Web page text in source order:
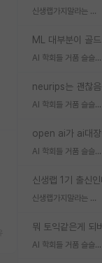
신생랩가지말라는 이유가 있었구나
AI 학회들 거품 슬슬 지적이 나오네요
neurips는 괜찮음
AI 학회들 거품 슬슬 지적이 나오네요
AI 학회들 거품 슬슬 지적이 나오네요
신생랩가지말라는 이유가 있었구나
AI 학회들 거품 슬슬 지적이 나오네요